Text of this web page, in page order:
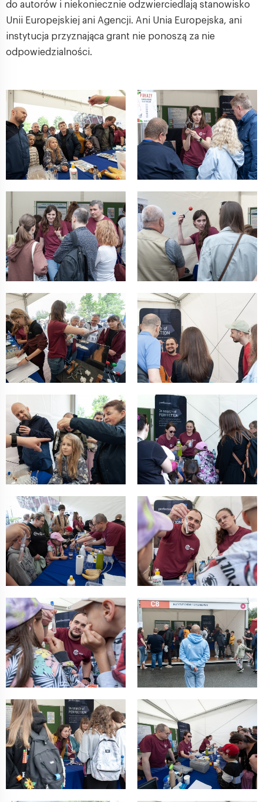
do autorów i niekoniecznie odzwierciedlają stanowisko
Unii Europejskiej ani Agencji. Ani Unia Europejska, ani
instytucja przyznająca grant nie ponoszą za nie
odpowiedzialności.